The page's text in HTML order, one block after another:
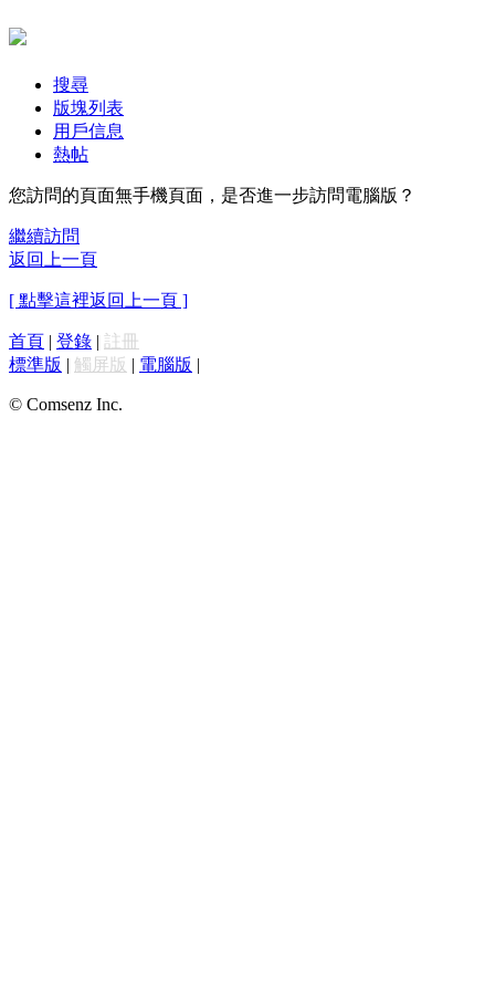
搜尋
版塊列表
用戶信息
熱帖
您訪問的頁面無手機頁面，是否進一步訪問電腦版？
繼續訪問
返回上一頁
[ 點擊這裡返回上一頁 ]
首頁 | 登錄 | 註冊
標準版 | 觸屏版 | 電腦版 |
© Comsenz Inc.